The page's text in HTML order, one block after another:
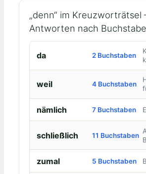
„denn“ im Kreuzworträtsel
Antworten nach
da 2 Buchstaben
weil 4 Buchstaben
nämlich 7 Buchstaben
schließlich 11 Buchstaben
zumal 5 Buchstaben